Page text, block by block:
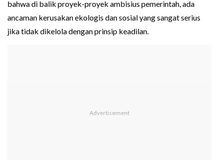
bahwa di balik proyek-proyek ambisius pemerintah, ada
ancaman kerusakan ekologis dan sosial yang sangat serius
jika tidak dikelola dengan prinsip keadilan.